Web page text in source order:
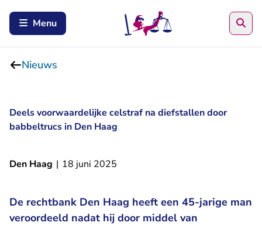
Menu
Nieuws
Deels voorwaardelijke celstraf na diefstallen door
babbeltrucs in Den Haag
Den Haag | 18 juni 2025
De rechtbank Den Haag heeft een 45-jarige man
veroordeeld nadat hij door middel van